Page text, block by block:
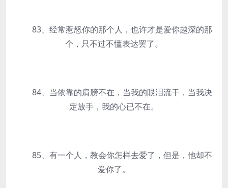
83、经常惹怒你的那个人，也许才是爱你越深的那
个，只不过不懂表达罢了。
84、当依靠的肩膀不在，当我的眼泪流干，当我决
定放手，我的心已不在。
85、有一个人，教会你怎样去爱了，但是，他却不
爱你了。